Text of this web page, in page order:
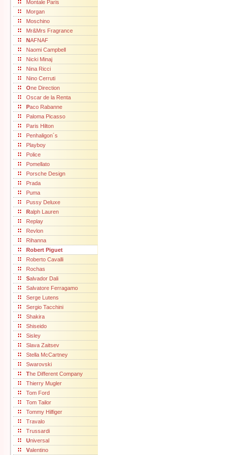
Montale Paris
Morgan
Moschino
Mr&Mrs Fragrance
NAFNAF
Naomi Campbell
Nicki Minaj
Nina Ricci
Nino Cerruti
One Direction
Oscar de la Renta
Paco Rabanne
Paloma Picasso
Paris Hilton
Penhaligon´s
Playboy
Police
Pomellato
Porsche Design
Prada
Puma
Pussy Deluxe
Ralph Lauren
Replay
Revlon
Rihanna
Robert Piguet
Roberto Cavalli
Rochas
Salvador Dali
Salvatore Ferragamo
Serge Lutens
Sergio Tacchini
Shakira
Shiseido
Sisley
Slava Zaitsev
Stella McCartney
Swarovski
The Different Company
Thierry Mugler
Tom Ford
Tom Tailor
Tommy Hilfiger
Travalo
Trussardi
Universal
Valentino